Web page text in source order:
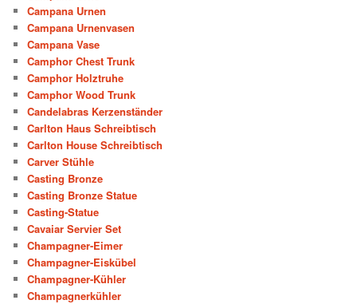
Campana Urnen
Campana Urnenvasen
Campana Vase
Camphor Chest Trunk
Camphor Holztruhe
Camphor Wood Trunk
Candelabras Kerzenständer
Carlton Haus Schreibtisch
Carlton House Schreibtisch
Carver Stühle
Casting Bronze
Casting Bronze Statue
Casting-Statue
Cavaiar Servier Set
Champagner-Eimer
Champagner-Eiskübel
Champagner-Kühler
Champagnerkühler